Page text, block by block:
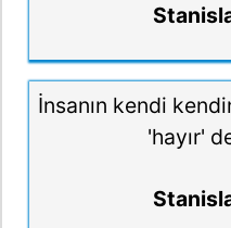
İnsanın kendi
'hayır'